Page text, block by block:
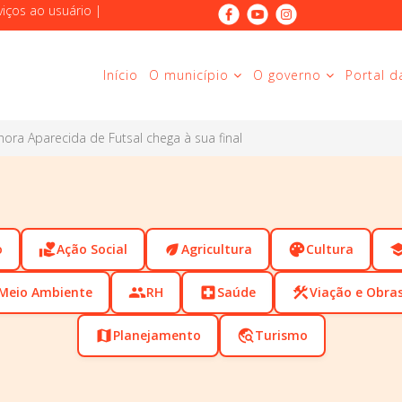
ao usuário |
Início O município O governo Portal
Aparecida de Futsal chega à sua final
volunteer_activismAção Social ecoAgricultura paletteCultura
Ambiente peopleRH local_hospitalSaúde constructionViação e
map Planejamento travel_exploreTurismo